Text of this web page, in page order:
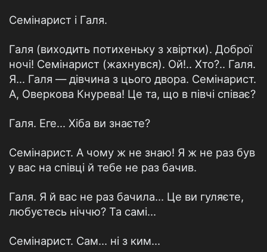
Семінарист і Галя.
Галя (виходить потихеньку з хвіртки). Доброї
ночі! Семінарист (жахнувся). Ой!.. Хто?.. Галя.
Я... Галя — дівчина з цього двора. Семінарист.
А, Оверкова Кнурева! Це та, що в півчі співає?
Галя. Еге... Хіба ви знаєте?
Семінарист. А чому ж не знаю! Я ж не раз був
у вас на співці й тебе не раз бачив.
Галя. Я й вас не раз бачила... Це ви гуляєте,
любуєтесь ніччю? Та самі...
Семінарист. Сам... ні з ким...